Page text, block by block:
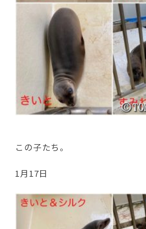
この子たち。
1月17日